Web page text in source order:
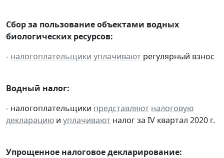
Сбор за пользование объектами водных
биологических ресурсов:
- налогоплательщики уплачивают регулярный взнос
Водный налог:
- налогоплательщики представляют налоговую
декларацию и уплачивают налог за IV квартал 2020 г.
Упрощенное налоговое декларирование: